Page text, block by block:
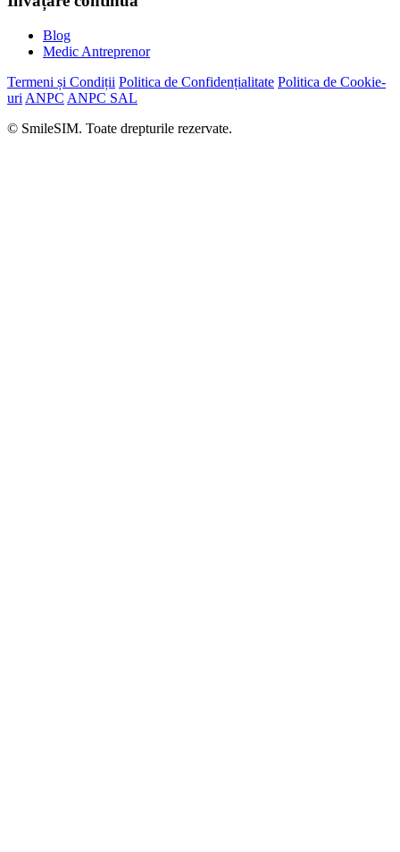
Blog
Medic Antreprenor
Termeni și Condiții Politica de Confidențialitate Politica de Cookie-
uri ANPC ANPC SAL
© SmileSIM. Toate drepturile rezervate.